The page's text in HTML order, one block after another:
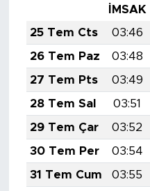
İMSAK
25 Tem Cts
03:46
26 Tem Paz
03:48
27 Tem Pts
03:49
28 Tem Sal
03:51
29 Tem Çar
03:52
30 Tem Per
03:54
31 Tem Cum
03:55